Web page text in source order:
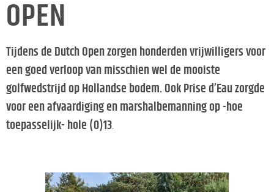
OPEN
Tijdens de Dutch Open zorgen honderden vrijwilligers voor
een goed verloop van misschien wel de mooiste
golfwedstrijd op Hollandse bodem. Ook Prise d’Eau zorgde
voor een afvaardiging en marshalbemanning op -hoe
toepasselijk- hole (0)13